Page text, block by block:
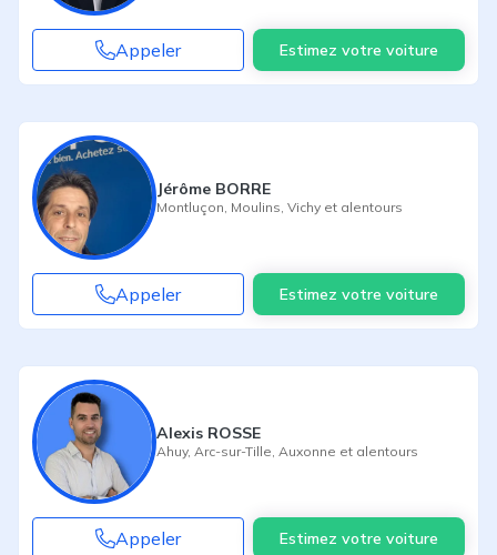
Appeler Estimez votre voiture
Jérôme BORRE
Montluçon Moulins Vichy et alentours
Appeler Estimez votre voiture
Alexis ROSSE
Ahuy, Arc-sur-Tille Auxonne et alentours
Appeler Estimez votre voiture